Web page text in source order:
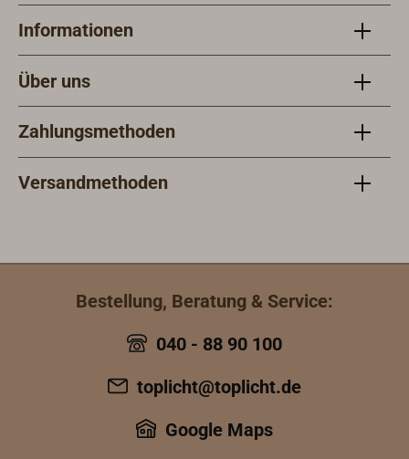
Informationen
Über uns
Zahlungsmethoden
Versandmethoden
Bestellung, Beratung & Service:
040 - 88 90 100
toplicht@toplicht.de
Google Maps